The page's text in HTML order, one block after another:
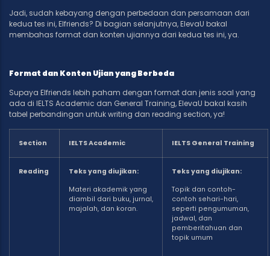
Jadi, sudah kebayang dengan perbedaan dan persamaan dari
kedua tes ini, Elfriends? Di bagian selanjutnya, ElevaU bakal
membahas format dan konten ujiannya dari kedua tes ini, ya.
Format dan Konten Ujian yang Berbeda
Supaya Elfriends lebih paham dengan format dan jenis soal yang
ada di IELTS Academic dan General Training, ElevaU bakal kasih
tabel perbandingan untuk writing dan reading section, ya!
Section IELTS Academic IELTS General Training
Reading Teks yang diujikan:
Materi akademik yang
diambil dari buku, jurnal,
majalah, dan koran.
Teks yang diujikan:
Topik dan contoh-
contoh sehari-hari,
seperti pengumuman,
jadwal, dan
pemberitahuan dan
topik umum